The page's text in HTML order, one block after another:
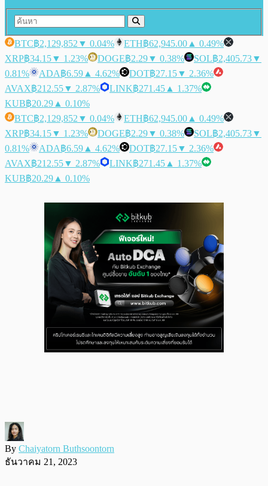
BTC฿2,129,852 ▼ 0.04% ETH฿62,945.00 ▲ 0.49%
XRP฿34.15▼ 1.23% DOGE฿2.29▼ 0.38% SOL฿2,405.73▼
0.81%
ADA฿6.59 ▲ 4.62% DOT฿27.15▼ 2.36%
AVAX฿212.55▼ 2.87% LINK฿271.45 ▲ 1.37%
KUB฿20.29 ▲ 0.10%
BTC฿2,129,852 ▼ 0.04% ETH฿62,945.00 ▲ 0.49%
XRP฿34.15▼ 1.23% DOGE฿2.29▼ 0.38% SOL฿2,405.73▼
0.81%
ADA฿6.59 ▲ 4.62% DOT฿27.15▼ 2.36%
AVAX฿212.55▼ 2.87% LINK฿271.45 ▲ 1.37%
KUB฿20.29 ▲ 0.10%
By Chaiyatorn Buthsoontorn
ธันวาคม 21, 2023